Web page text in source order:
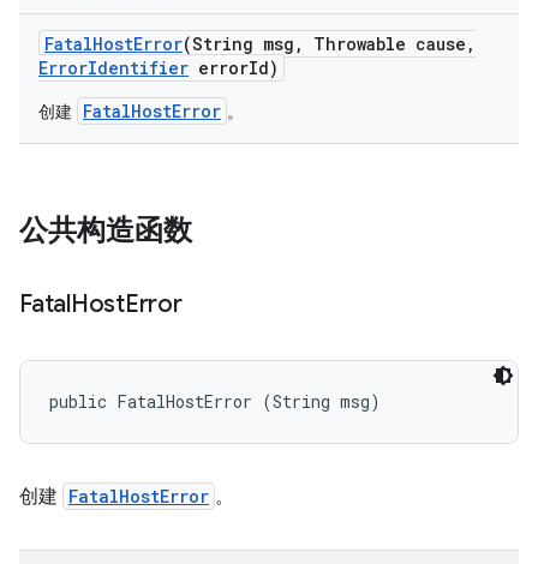
FatalHostError(String msg , Throwable cause ,
ErrorIdentifier errorId)
创建 FatalHostError 。
公共构造函数
FatalHostError
public FatalHostError (String msg)
创建 FatalHostError 。